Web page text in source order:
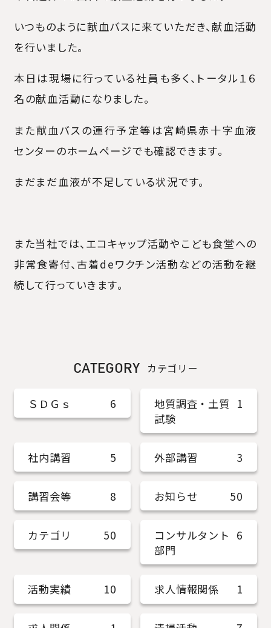
いつものように献血バスに来ていただき、献血活動
を行いました。
本日は現場に行っている社員も多く、トータル１６
名の献血活動になりました。
また献血バスの運行予定等は宮崎県赤十字血液
センターのホームページでも確認できます。
まだまだ血液が不足している状況です。
また当社では、エコキャップ活動やこども食堂への
非常食寄付、古着deワクチン活動などの活動を継
続して行っていきます。
CATEGORY カテゴリー
ＳＤＧｓ 6
地質調査・土質
試験
1
社内講習 5 外部講習 3
講習会等 8 お知らせ 50
カテゴリ 50
コンサルタント
部門
6
活動実績 10 求人情報関係 1